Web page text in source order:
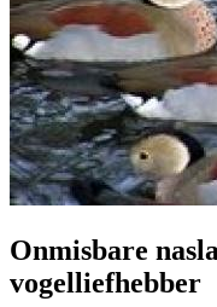
Onmisbare
vogelliefhebber